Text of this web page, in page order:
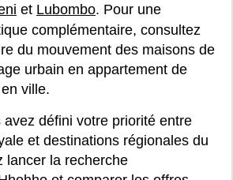
et Lubombo. Pour une
complémentaire, consultez
du mouvement des maisons de
urbain en appartement de
ville.
défini votre priorité entre
et destinations régionales du
lancer la recherche